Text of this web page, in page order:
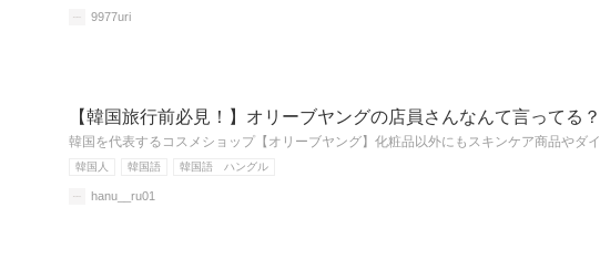
9977uri
【韓国旅行前必見！】オリーブヤングの店員さんなんて言ってる
韓国を代表するコスメショップ【オリーブヤング】化粧品以外にもスキンケア商品や
韓国人 韓国語 韓国語 ハングル
hanu__ru01